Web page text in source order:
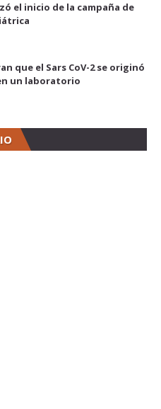
el inicio de la campaña de
que el Sars CoV-2 se originó
un laboratorio